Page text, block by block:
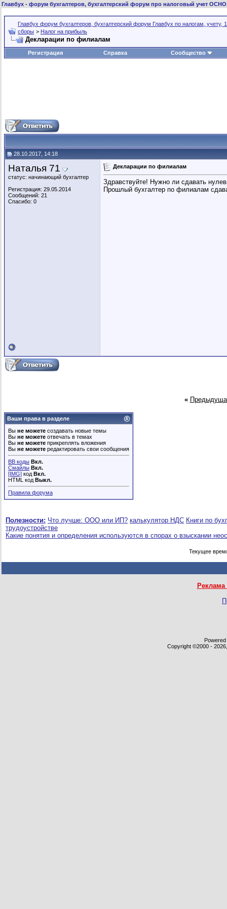
Главбух - форум бухгалтеров, бухгалтерский форум про налоговый учет
Главбух форум бухгалтеров, бухгалтерский форум Главбух по налогам, учету,
сборы > Налог на прибыль
Декларации по филиалам
Регистрация Справка Сообщество
28.10.2017, 14:18
Наталья 71
статус: начинающий бухгалтер
Регистрация: 29.05.2014
Сообщений: 21
Спасибо: 0
Декларации по филиалам
Здравствуйте! Нужно ли сдавать
Прошлый бухгалтер по филиалам
«
Ваши права в разделе
Вы не можете создавать новые темы
Вы не можете отвечать в темах
Вы не можете прикреплять вложения
Вы не можете редактировать свои сообщения
BB коды Вкл.
Смайлы Вкл.
[IMG] код Вкл.
HTML код Выкл.
Правила форума
Полезности: Что лучше: ООО или ИП? калькулятор НДС Книги по
трудоустройстве
Какие понятия и определения используются в спорах о взыскании
Текущее
Copyright ©2000 -